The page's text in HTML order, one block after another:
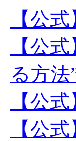
【公
【公
る方
【公
【公